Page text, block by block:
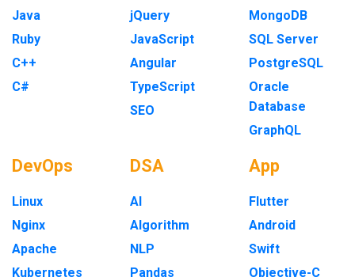
Java
Ruby
C++
C#
jQuery
JavaScript
Angular
TypeScript
SEO
MongoDB
SQL Server
PostgreSQL
Oracle
Database
GraphQL
DevOps
Linux
Nginx
Apache
Kubernetes
DSA
AI
Algorithm
NLP
Pandas
App
Flutter
Android
Swift
Objective-C